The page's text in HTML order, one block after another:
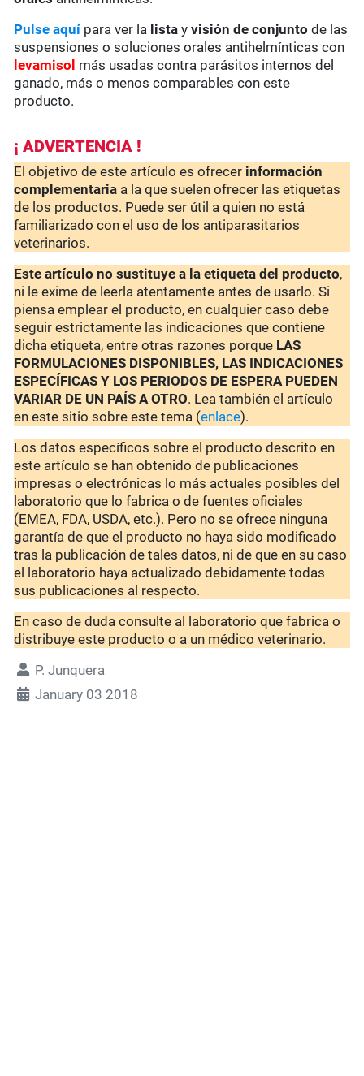
Pulse aquípara ver la lista yvisión de conjunto de las
suspensiones o soluciones orales antihelmínticas con
levamisol más usadas contra parásitos internos del
ganado, más o menos comparables con este
producto.
¡ ADVERTENCIA !
El objetivo de este artículo es ofrecer información
complementaria a la que suelen ofrecer las etiquetas
de los productos. Puede ser útil a quien no está
familiarizado con el uso de los antiparasitarios
veterinarios.
Este artículo no sustituye a la etiqueta del producto,
ni le exime de leerla atentamente antes de usarlo. Si
piensa emplear el producto, en cualquier caso debe
seguir estrictamente las indicaciones que contiene
dicha etiqueta, entre otras razones porque LAS
FORMULACIONES DISPONIBLES, LAS INDICACIONES
ESPECÍFICAS Y LOS PERIODOS DE ESPERA PUEDEN
VARIAR DE UN PAÍS A OTRO. Lea también el artículo
en este sitio sobre este tema (enlace).
Los datos específicos sobre el producto descrito en
este artículo se han obtenido de publicaciones
impresas o electrónicas lo más actuales posibles del
laboratorio que lo fabrica o de fuentes oficiales
(EMEA, FDA, USDA, etc.). Pero no se ofrece ninguna
garantía de que el producto no haya sido modificado
tras la publicación de tales datos, ni de que en su caso
el laboratorio haya actualizado debidamente todas
sus publicaciones al respecto.
En caso de duda consulte al laboratorio que fabrica o
distribuye este producto o a un médico veterinario.
P. Junquera
January 03 2018